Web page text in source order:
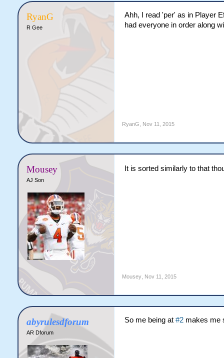
RyanG
R Gee
Ahh, I read 'per' as in Player
had everyone in order along
RyanG Nov 11, 2015
Mousey
AJ Son
It is sorted similarly to that
Mousey, Nov 11, 2015
abyrulesdforum
AR Dforum
So me being at #2makes me